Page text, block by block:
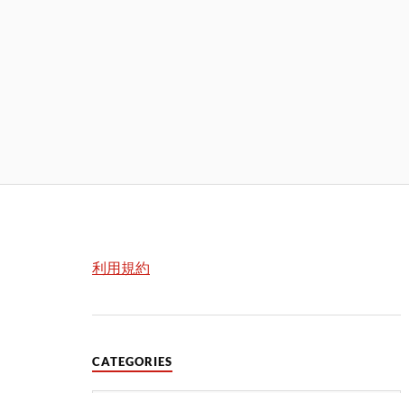
利用規約
CATEGORIES